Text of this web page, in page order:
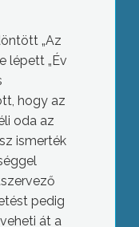
„Az
lépett „Év
hogy az
oda az
ismerték
pedig
át a